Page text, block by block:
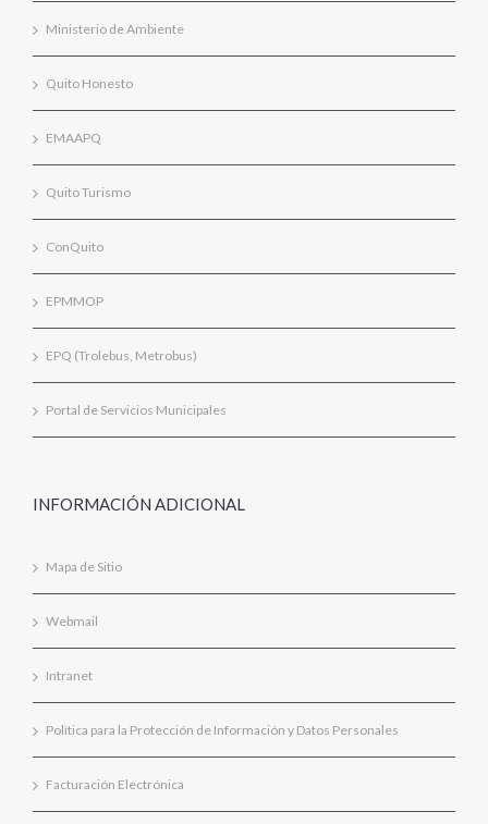
Ministerio de Ambiente
Quito Honesto
EMAAPQ
Quito Turismo
ConQuito
EPMMOP
EPQ (Trolebus, Metrobus)
Portal de Servicios Municipales
INFORMACIÓN ADICIONAL
Mapa de Sitio
Webmail
Intranet
Política para la Protección de Información y Datos Personales
Facturación Electrónica